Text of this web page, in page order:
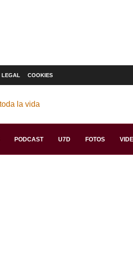
LEGAL COOKIES
PODCAST U7D FOTOS